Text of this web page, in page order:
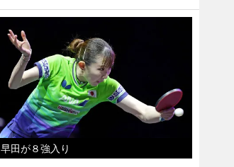
早田が８強入り